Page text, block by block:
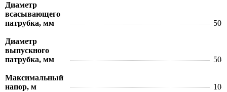
Диаметр
всасывающего
патрубка, мм
50
Диаметр
выпускного
патрубка, мм
50
Максимальный
напор, м
10